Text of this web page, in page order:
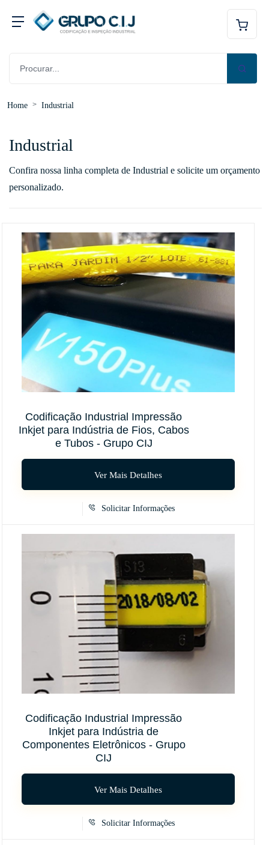
Home Industrial
Industrial
Confira nossa linha completa de Industrial e solicite um orçamento
personalizado.
Codificação Industrial Impressão
Inkjet para Indústria de Fios, Cabos
e Tubos - Grupo CIJ
Ver Mais Detalhes
Solicitar Informações
Codificação Industrial Impressão
Inkjet para Indústria de
Componentes Eletrônicos - Grupo
CIJ
Ver Mais Detalhes
Solicitar Informações